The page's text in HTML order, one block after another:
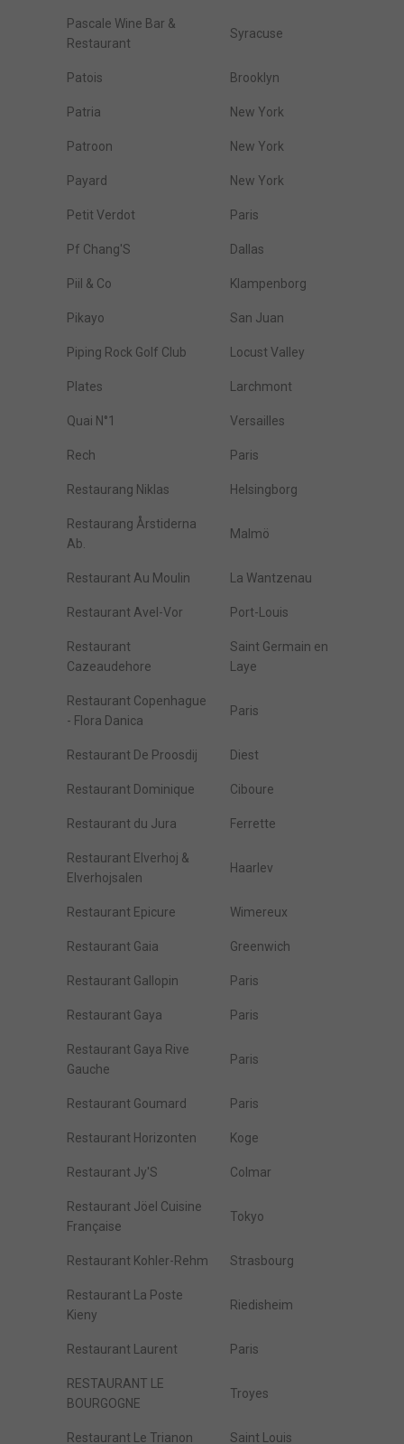
Pascale Wine Bar &
Restaurant
Syracuse
Patois Brooklyn
Patria New York
Patroon New York
Payard New York
Petit Verdot Paris
Pf Chang'S Dallas
Piil & Co Klampenborg
Pikayo San Juan
Piping Rock Golf Club Locust Valley
Plates Larchmont
Quai N°1 Versailles
Rech Paris
Restaurang Niklas Helsingborg
Restaurang Årstiderna
Ab.
Malmö
Restaurant Au Moulin La Wantzenau
Restaurant Avel-Vor Port-Louis
Restaurant
Cazeaudehore
Saint Germain en
Laye
Restaurant Copenhague
- Flora Danica
Paris
Restaurant De Proosdij Diest
Restaurant Dominique Ciboure
Restaurant du Jura Ferrette
Restaurant Elverhoj &
Elverhojsalen
Haarlev
Restaurant Epicure Wimereux
Restaurant Gaia Greenwich
Restaurant Gallopin Paris
Restaurant Gaya Paris
Restaurant Gaya Rive
Gauche
Paris
Restaurant Goumard Paris
Restaurant Horizonten Koge
Restaurant Jy'S Colmar
Restaurant Jöel Cuisine
Française
Tokyo
Restaurant Kohler-Rehm Strasbourg
Restaurant La Poste
Kieny
Riedisheim
Restaurant Laurent Paris
RESTAURANT LE
BOURGOGNE
Troyes
Restaurant Le Trianon Saint Louis